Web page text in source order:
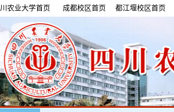
农业大学首页 成都校区首页 都江堰校区首页